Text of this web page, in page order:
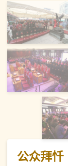
公众拜忏